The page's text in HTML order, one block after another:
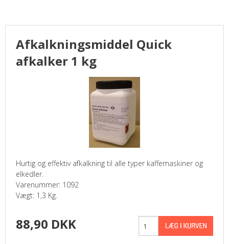
TILBEHØR
VANDKØLERE
PROFIL
SØGNING
Afkalkningsmiddel Quick
afkalker 1 kg
Hurtig og effektiv afkalkning til alle typer kaffemaskiner og
elkedler.
Varenummer: 1092
Vægt: 1,3 Kg.
88,90 DKK